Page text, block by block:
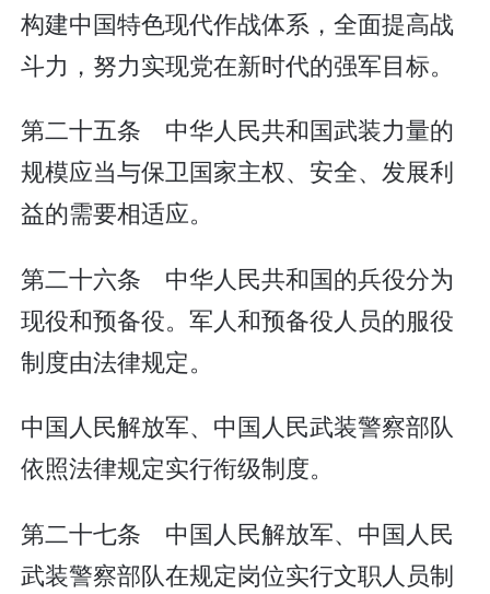
构建中国特色现代作战体系，全面提高战
斗力，努力实现党在新时代的强军目标。
第二十五条 中华人民共和国武装力量的
规模应当与保卫国家主权、安全、发展利
益的需要相适应。
第二十六条 中华人民共和国的兵役分为
现役和预备役。军人和预备役人员的服役
制度由法律规定。
中国人民解放军、中国人民武装警察部队
依照法律规定实行衔级制度。
第二十七条 中国人民解放军、中国人民
武装警察部队在规定岗位实行文职人员制